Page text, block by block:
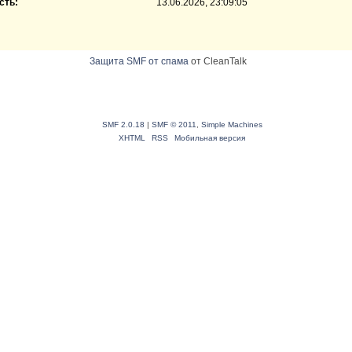
13.06.2026, 23:09:05
Защита SMF от спама от CleanTalk
SMF 2.0.18 | SMF © 2011, Simple Machines
XHTML
RSS Мобильная версия